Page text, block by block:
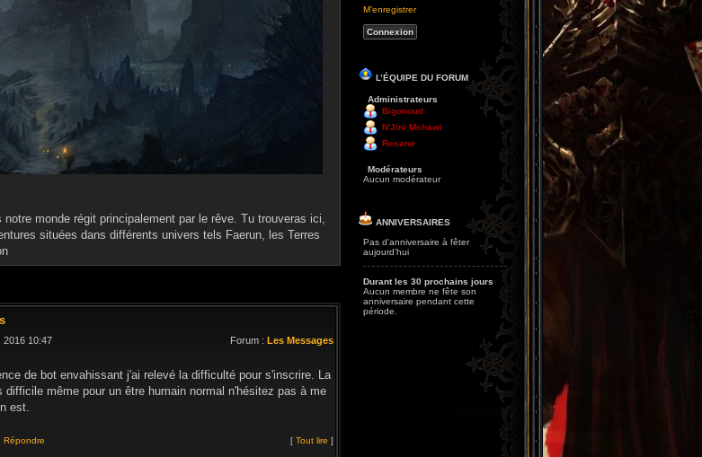
notre monde régit principalement par le rêve. Tu trouveras ici,
situées dans différents univers tels Faerun, les Terres
2016 10:47 Forum : Les Messages
de bot envahissant j'ai relevé la difficulté pour s'inscrire. La
difficile même pour un être humain normal n'hésitez pas à me
est.
Répondre [ Tout lire ]
M’enregistrer
L’ÉQUIPE DU FORUM
Administrateurs
Bigonoud
N'Jini Mchawi
Resane
Modérateurs
Aucun modérateur
ANNIVERSAIRES
Pas d’anniversaire à fêter
aujourd’hui
Durant les 30 prochains jours
Aucun membre ne fête son
anniversaire pendant cette
période.